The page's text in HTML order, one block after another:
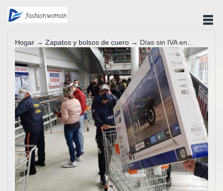
Hogar → Zapatos y bolsos de cuero → Días sin IVA en...